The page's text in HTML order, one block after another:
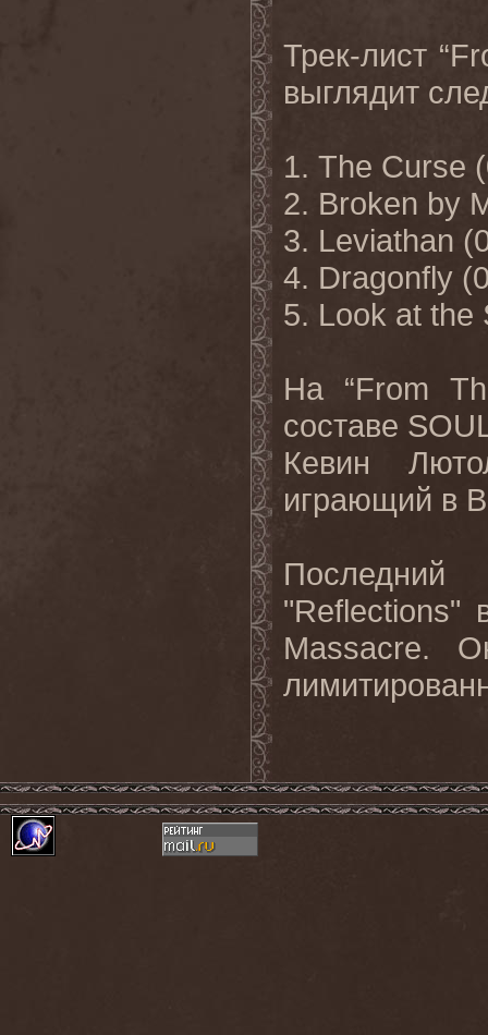
Трек-лист
выглядит
1. The Curse
2. Broken by
3. Leviathan
4. Dragonfly
5. Look at the
На “From
составе
Кевин
играющий в
"Reflections"
Massacre.